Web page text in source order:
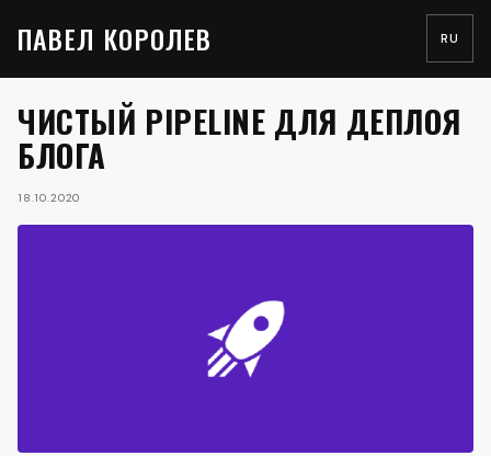
ПАВЕЛ КОРОЛЕВ RU
ЧИСТЫЙ PIPELINE ДЛЯ ДЕПЛОЯ
БЛОГА
18.10.2020